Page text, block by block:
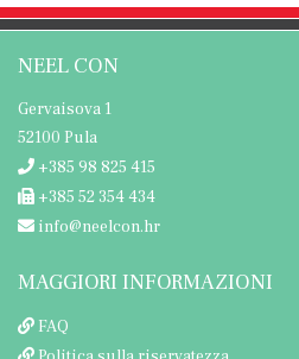
NEEL CON
Gervaisova 1
52100 Pula
+385 98 825 415
+385 52 354 434
info@neelcon.hr
MAGGIORI INFORMAZIONI
FAQ